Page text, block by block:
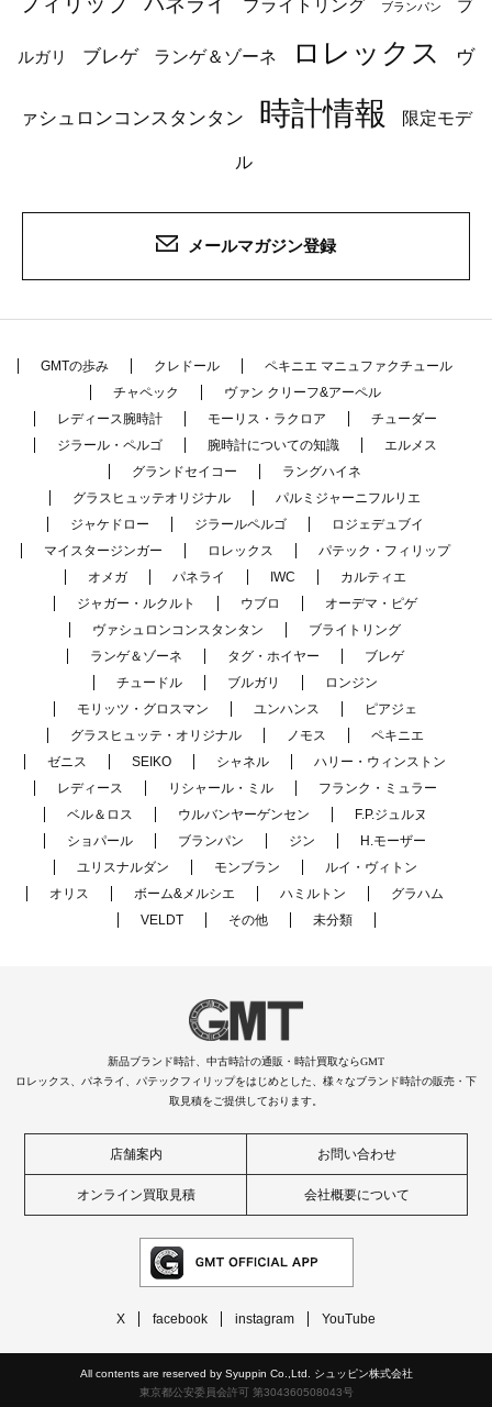
ブライトリング ブランパン ブ
ルガリ ブレゲ ランゲ＆ゾーネ ロレックス ヴ
ァシュロンコンスタンタン 時計情報 限定モデ
ル
メールマガジン登録
GMTの歩み クレドール
ペキニエ マニュファクチュール
チャペック
ヴァン クリーフ&アーペル
レディース腕時計
モーリス・ラクロア
チューダー
ジラール・ペルゴ
腕時計についての知識
エルメス
グランドセイコー
ラングハイネ
グラスヒュッテオリジナル
パルミジャーニフルリエ
ジャケドロー
ジラールペルゴ
ロジェデュブイ
マイスタージンガー
ロレックス
パテック・フィリップ
オメガ
パネライ IWC
カルティエ
ジャガー・ルクルト
ウブロ
オーデマ・ピゲ
ヴァシュロンコンスタンタン
ブライトリング
ランゲ＆ゾーネ
タグ・ホイヤー
ブレゲ
チュードル
ブルガリ
ロンジン
モリッツ・グロスマン
ユンハンス
ピアジェ
グラスヒュッテ・オリジナル
ノモス
ペキニエ
ゼニス
SEIKO シャネル
ハリー・ウィンストン
レディース
リシャール・ミル
フランク・ミュラー
ベル＆ロス
ウルバンヤーゲンセン
F.P.ジュルヌ
ショパール
ブランパン ジン
H.モーザー
ユリスナルダン
モンブラン
ルイ・ヴィトン
オリス
ボーム&メルシエ ハミルトン
グラハム
VELDT
その他 未分類
新品ブランド時計、中古時計の通販・時計買取ならGMT
ロレックス、パネライ、パテックフィリップをはじめとした、様々なブランド時計の販売・下
取見積をご提供しております。
店舗案内 お問い合わせ
オンライン買取見積 会社概要について
X facebook instagram YouTube
All contents are reserved by Syuppin Co.,Ltd. シュッピン株式会社
東京都公安委員会許可 第304360508043号